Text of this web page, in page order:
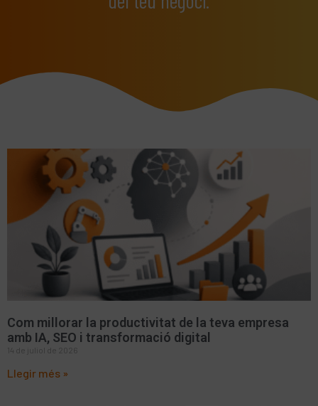
Com millorar la productivitat de la teva empresa
amb IA, SEO i transformació digital
14 de juliol de 2026
Llegir més »